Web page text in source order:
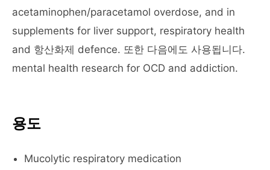
acetaminophen/paracetamol overdose, and in
supplements for liver support, respiratory health
and 항산화제 defence. 또한 다음에도 사용됩니다.
mental health research for OCD and addiction.
용도
Mucolytic respiratory medication